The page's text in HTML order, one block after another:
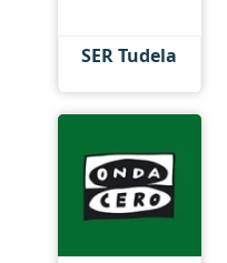
SER Tudela